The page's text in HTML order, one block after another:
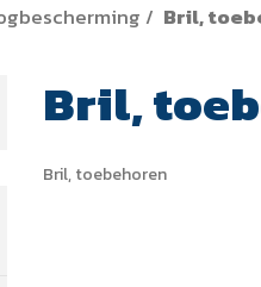
/ Bril,
Bril,
Bril, toebehoren